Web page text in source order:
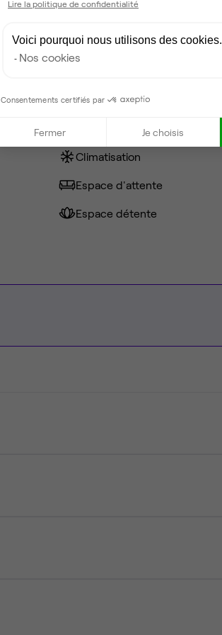
Fibre
Climatisation
Espace d'attente
Espace détente
Lire la politique de confidentialité
Voici pourquoi nous utilisons des cookies.
Nos cookies
Consentements certifiés par
Fermer Je choisis